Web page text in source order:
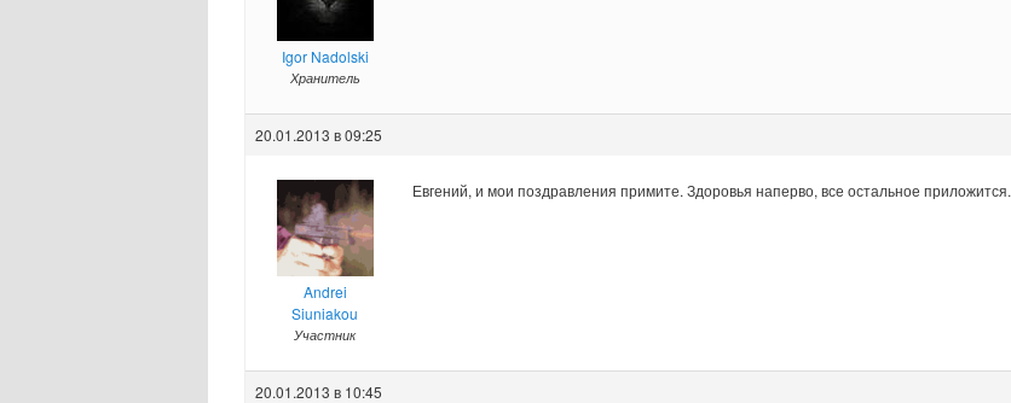
Igor Nadolski
Хранитель
20.01.2013 в 09:25
Andrei
Siuniakou
Участник
Евгений, и мои поздравления примите. Здоровья наперво, все остальное приложится.
20.01.2013 в 10:45